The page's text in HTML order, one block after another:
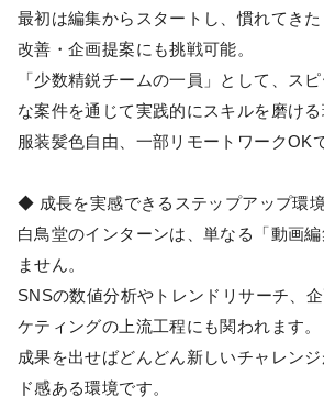
最初は編集からスタートし、慣れてき
改善・企画提案にも挑戦可能。
「少数精鋭チームの一員」として、ス
な案件を通じて実践的にスキルを磨ける
服装髪色自由、一部リモートワークOK
◆ 成長を実感できるステップアップ環境
白鳥堂のインターンは、単なる「動画
ません。
SNSの数値分析やトレンドリサーチ、
ケティングの上流工程にも関われます。
成果を出せばどんどん新しいチャレン
ド感ある環境です。